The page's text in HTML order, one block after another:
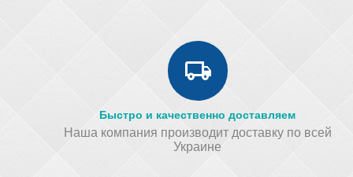
Быстро и качественно доставляем
Наша компания производит доставку по всей
Украине